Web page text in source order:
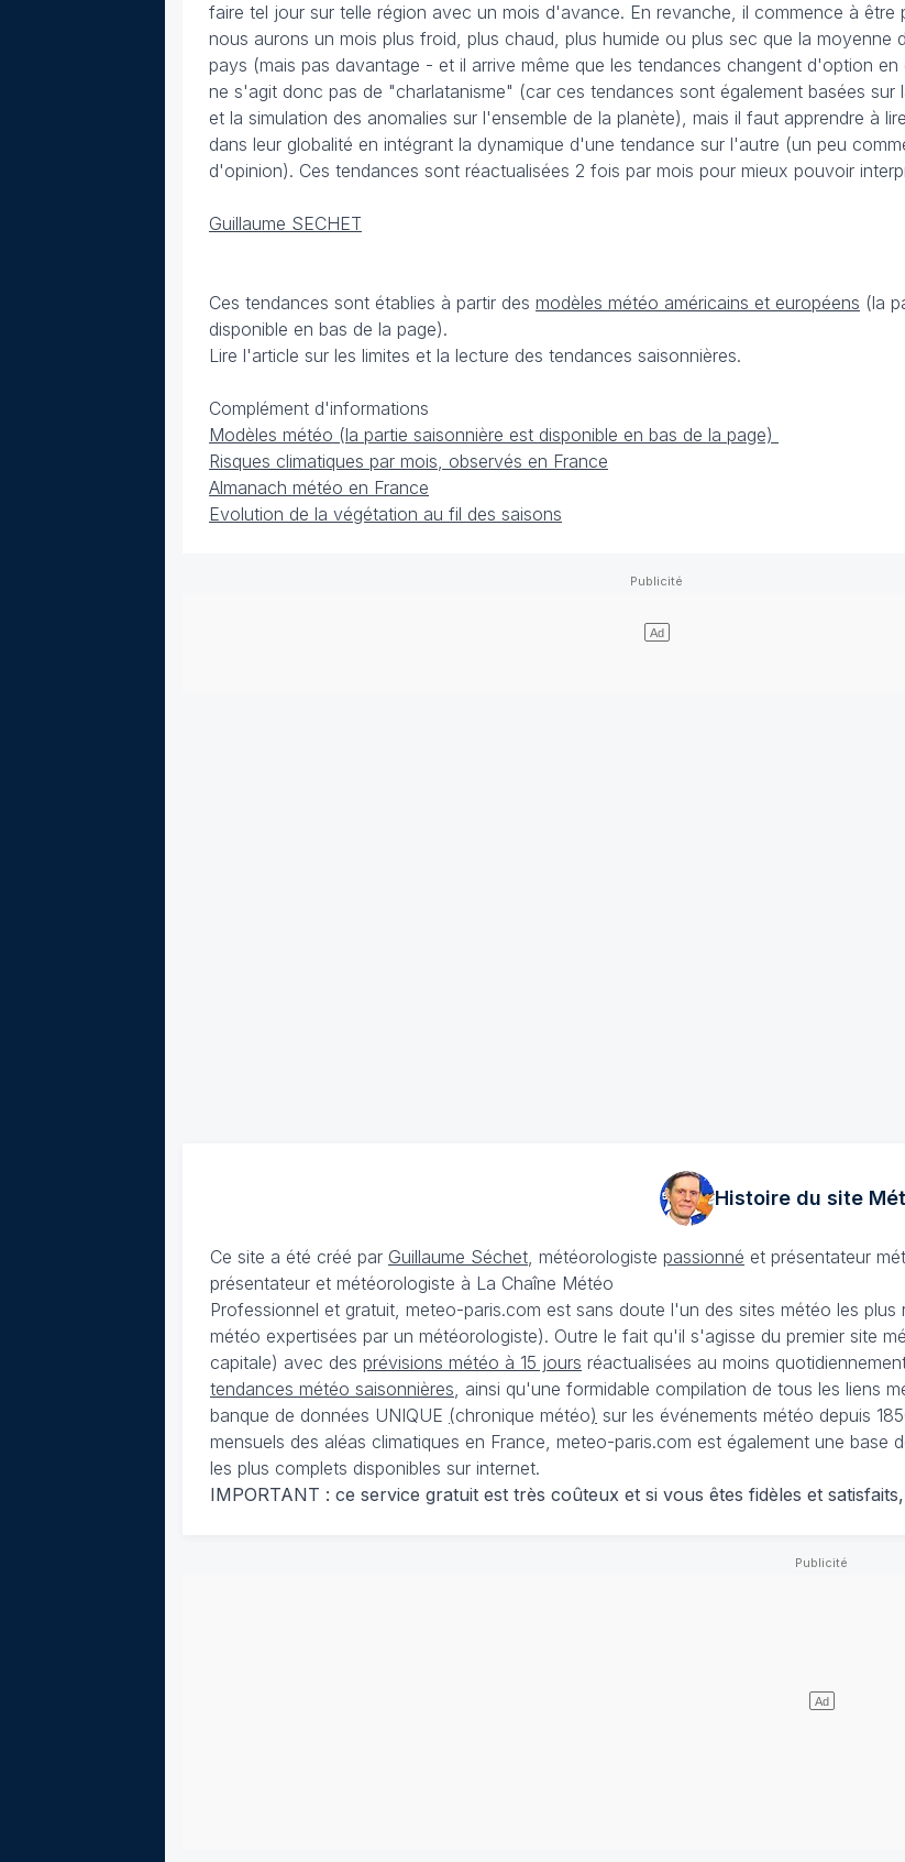
faire tel jour sur telle région avec un mois d'avance. En revanche, il commence à être
nous aurons un mois plus froid, plus chaud, plus humide ou plus sec que la moyenne
pays (mais pas davantage - et il arrive même que les tendances changent d'option en
ne s'agit donc pas de "charlatanisme" (car ces tendances sont également basées sur
et la simulation des anomalies sur l'ensemble de la planète), mais il faut apprendre à
dans leur globalité en intégrant la dynamique d'une tendance sur l'autre (un peu
d'opinion). Ces tendances sont réactualisées 2 fois par mois pour mieux pouvoir
Guillaume SECHET
Ces tendances sont établies à partir des modèles météo américains et européens (la
disponible en bas de la page).
Lire l'article sur les limites et la lecture des tendances saisonnières.
Complément d'informations
Modèles météo (la partie saisonnière est disponible en bas de la page)
Risques climatiques par mois, observés en France
Almanach météo en France
Evolution de la végétation au fil des saisons
Histoire du site
Ce site a été créé par Guillaume Séchet , météorologiste passionné et présentateur
présentateur et météorologiste à La Chaîne Météo
Professionnel et gratuit, meteo-paris.com est sans doute l'un des sites météo les
météo expertisées par un météorologiste). Outre le fait qu'il s'agisse du premier site
capitale) avec des prévisions météo à 15 jours réactualisées au moins
tendances météo saisonnières , ainsi qu'une formidable compilation de tous les liens
banque de données UNIQUE (chronique météo) sur les événements météo depuis
mensuels des aléas climatiques en France, meteo-paris.com est également une
les plus complets disponibles sur internet.
IMPORTANT : ce service gratuit est très coûteux et si vous êtes fidèles et